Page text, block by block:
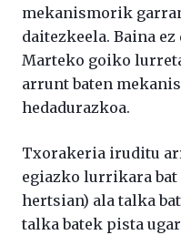
mekanismorik
daitezkeela. Baina
Marteko goiko
arrunt baten
hedadurazkoa.
Txorakeria iruditu
egiazko lurrikara bat
hertsian) ala talka
talka batek pista